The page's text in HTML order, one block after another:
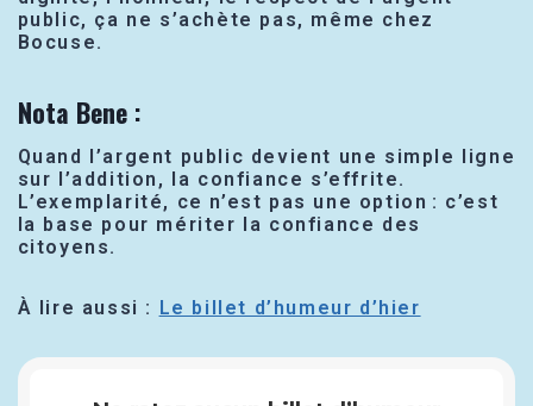
public, ça ne s’achète pas, même chez
Bocuse.
Nota Bene :
Quand l’argent public devient une simple ligne
sur l’addition, la confiance s’effrite.
L’exemplarité, ce n’est pas une option : c’est
la base pour mériter la confiance des
citoyens.
À lire aussi : Le billet d’humeur d’hier